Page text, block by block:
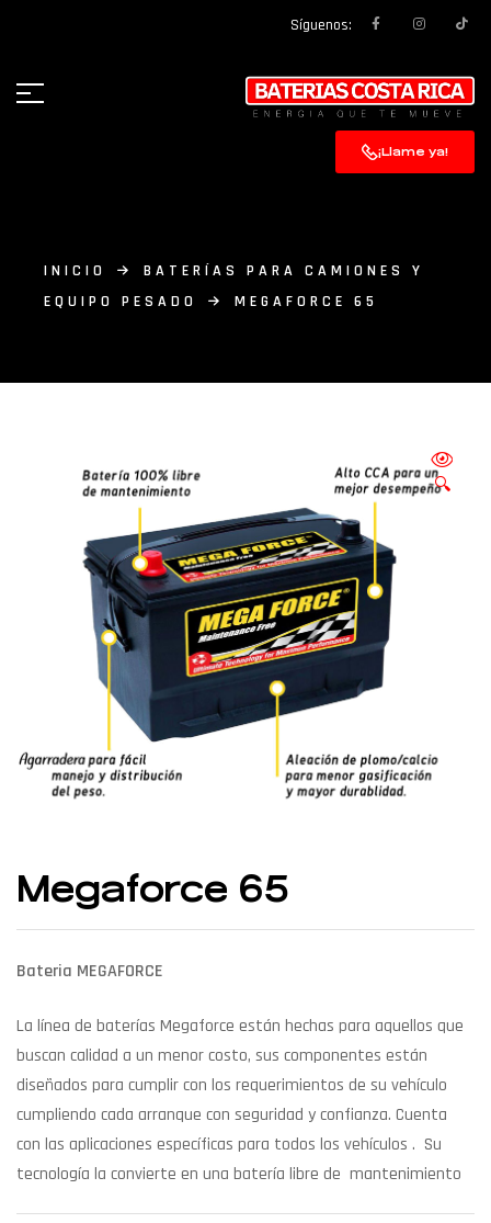
Síguenos:
¡Llame ya!
INICIO
BATERÍAS PARA CAMIONES Y
EQUIPO PESADO
MEGAFORCE 65
🔍
Megaforce 65
Bateria MEGAFORCE
La línea de baterías Megaforce están hechas para aquellos que
buscan calidad a un menor costo, sus componentes están
diseñados para cumplir con los requerimientos de su vehículo
cumpliendo cada arranque con seguridad y confianza. Cuenta
con las aplicaciones específicas para todos los vehículos . Su
tecnología la convierte en una batería libre de mantenimiento